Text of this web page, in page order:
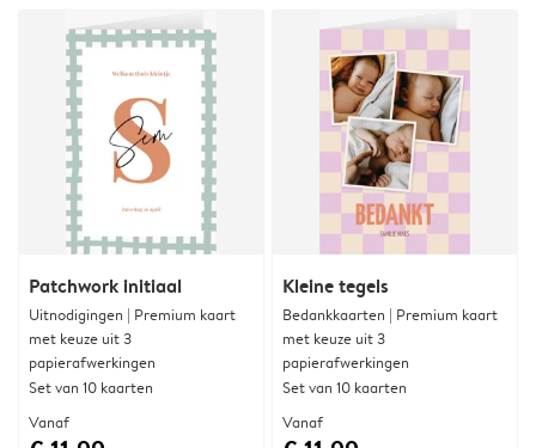
Patchwork initiaal
Uitnodigingen | Premium kaart
met keuze uit 3
papierafwerkingen
Set van 10 kaarten
Vanaf
Kleine tegels
Bedankkaarten | Premium kaart
met keuze uit 3
papierafwerkingen
Set van 10 kaarten
Vanaf